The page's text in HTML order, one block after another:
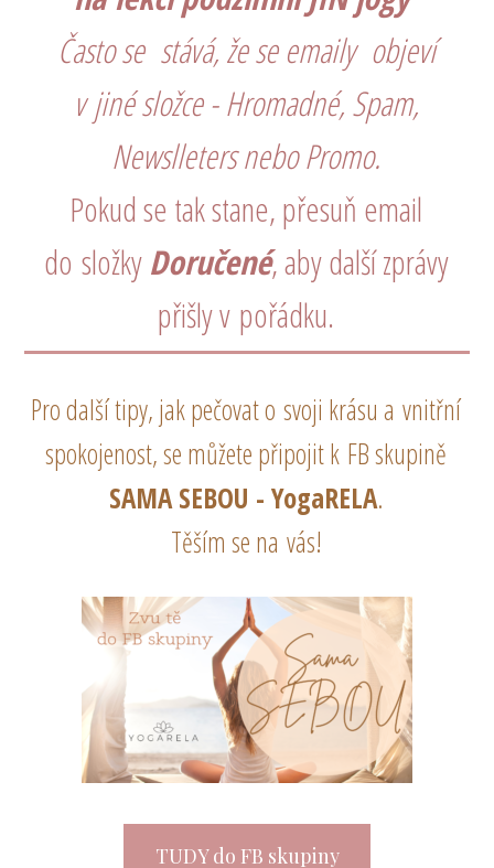
Často se stává, že se emaily objeví
v jiné složce - Hromadné, Spam,
Newslleters nebo Promo.
Pokud se tak stane, přesuň email
do složkyDoručené, aby další zprávy
přišly v pořádku.
Pro další tipy, jak pečovat o svoji krásu a vnitřní
spokojenost, se můžete připojit k FB skupině
SAMA SEBOU - YogaRELA.
Těším se na vás!
TUDY do FB skupiny